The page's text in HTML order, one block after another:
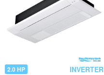
2.0 HP INVERTER